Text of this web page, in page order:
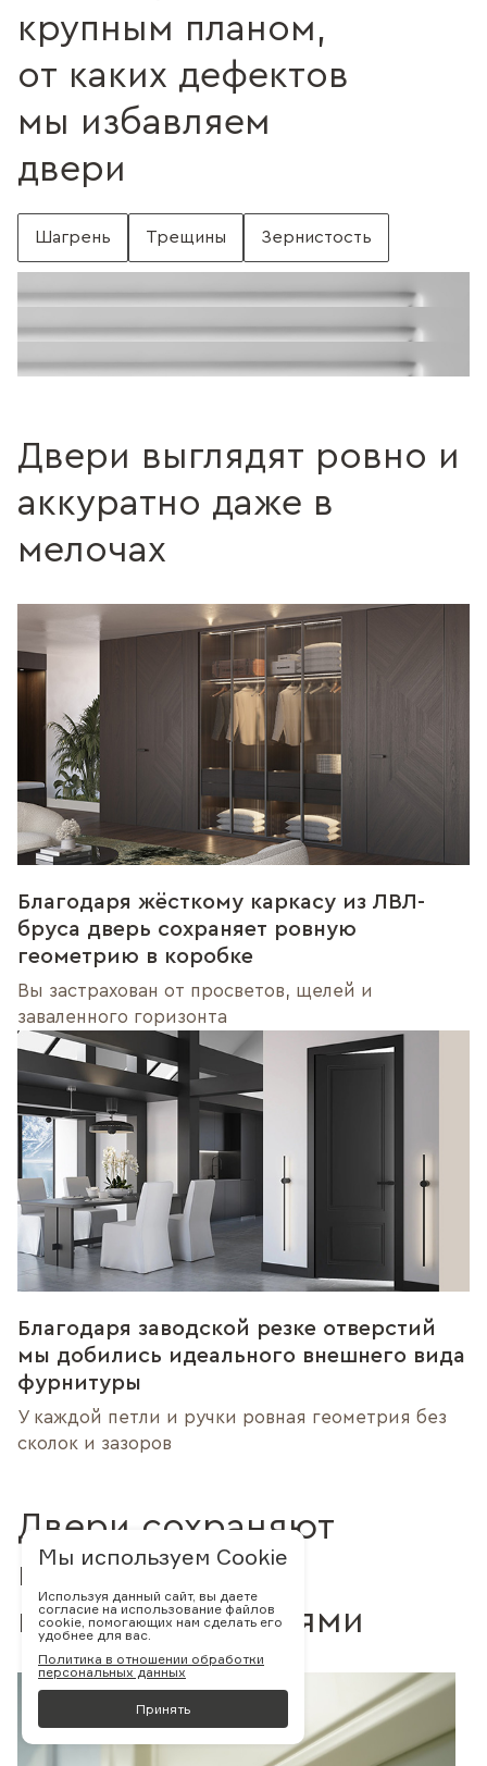
крупным планом,
от каких дефектов
мы избавляем
двери
Шагрень Трещины Зернистость
Поверхность без шагрени
Без трещин
Без зернистости
Двери выглядят ровно и
аккуратно даже в
мелочах
Благодаря жёсткому каркасу из ЛВЛ-
бруса дверь сохраняет ровную
геометрию в коробке
Вы застрахован от просветов, щелей и
заваленного горизонта
Благодаря заводской резке отверстий
мы добились идеального внешнего вида
фурнитуры
У каждой петли и ручки ровная геометрия без
сколок и зазоров
Двери сохраняют
превозданный
вид десятилетиями
Мы используем Cookie
Используя данный сайт, вы даете
согласие на использование файлов
cookie, помогающих нам сделать его
удобнее для вас.
Политика в отношении обработки
персональных данных
Принять